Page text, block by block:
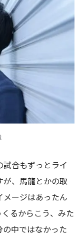
試合もずっとライ
が、馬龍とかの取
メージはあったん
るからこう、みた
の中ではなかった